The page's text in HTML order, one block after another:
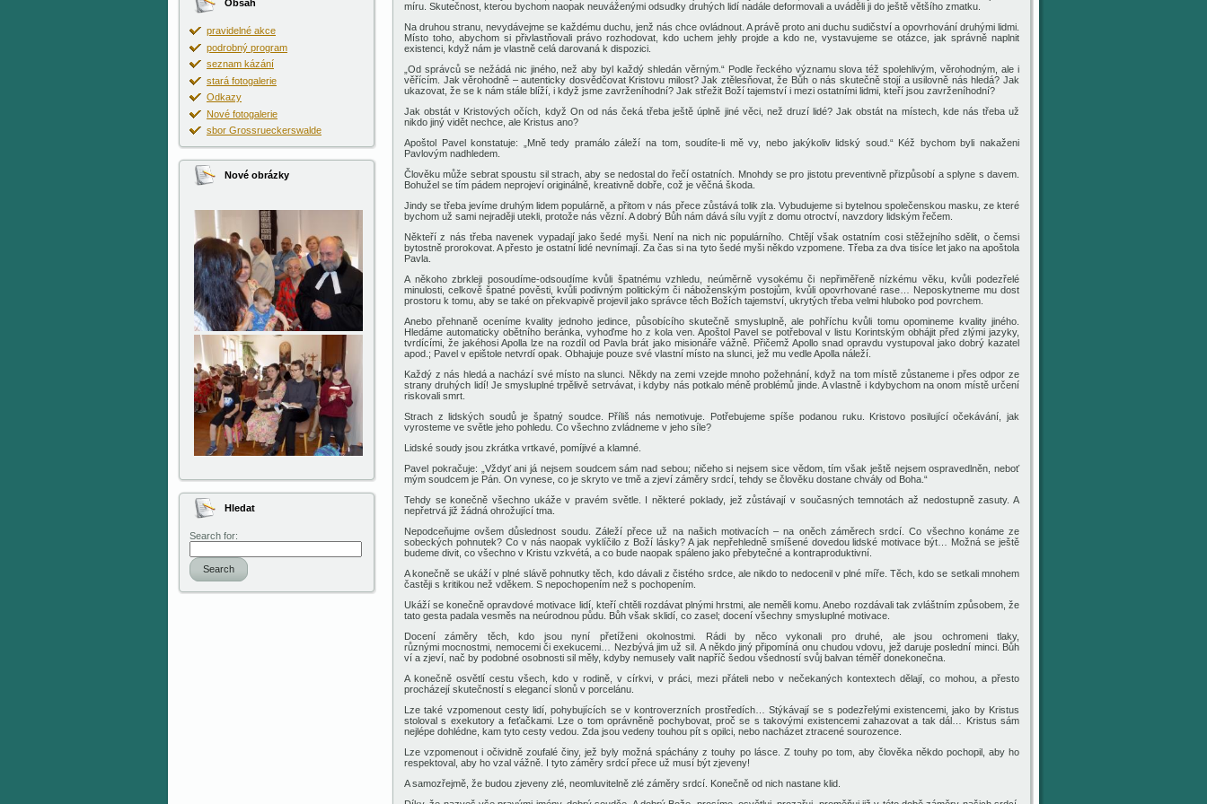
Obsah
pravidelné akce
podrobný program
seznam kázání
stará fotogalerie
Odkazy
Nové fotogalerie
sbor Grossrueckerswalde
Nové obrázky
Hledat
Search for:
Search
míru. Skutečnost, kterou bychom naopak neuváženými odsudky druhých lidí nadále deformovali a uváděli ji do ještě většího zmatku.
Na druhou stranu, nevydávejme se každému duchu, jenž nás chce ovládnout. A právě proto ani duchu sudičství a opovrhování druhými lidmi.
Místo toho, abychom si přivlastňovali právo rozhodovat, kdo uchem jehly projde a kdo ne, vystavujeme se otázce, jak správně naplnit
existenci, když nám je vlastně celá darovaná k dispozici.
„Od správců se nežádá nic jiného, než aby byl každý shledán věrným.“ Podle řeckého významu slova též spolehlivým, věrohodným, ale i
věřícím. Jak věrohodně – autenticky dosvědčovat Kristovu milost? Jak ztělesňovat, že Bůh o nás skutečně stojí a usilovně nás hledá? Jak
ukazovat, že se k nám stále blíží, i když jsme zavrženíhodní? Jak střežit Boží tajemství i mezi ostatními lidmi, kteří jsou zavrženíhodní?
Jak obstát v Kristových očích, když On od nás čeká třeba ještě úplně jiné věci, než druzí lidé? Jak obstát na místech, kde nás třeba už
nikdo jiný vidět nechce, ale Kristus ano?
Apoštol Pavel konstatuje: „Mně tedy pramálo záleží na tom, soudíte-li mě vy, nebo jakýkoliv lidský soud.“ Kéž bychom byli nakaženi
Pavlovým nadhledem.
Člověku může sebrat spoustu sil strach, aby se nedostal do řečí ostatních. Mnohdy se pro jistotu preventivně přizpůsobí a splyne s davem.
Bohužel se tím pádem neprojeví originálně, kreativně dobře, což je věčná škoda.
Jindy se třeba jevíme druhým lidem populárně, a přitom v nás přece zůstává tolik zla. Vybudujeme si bytelnou společenskou masku, ze které
bychom už sami nejraději utekli, protože nás vězní. A dobrý Bůh nám dává sílu vyjít z domu otroctví, navzdory lidským řečem.
Někteří z nás třeba navenek vypadají jako šedé myši. Není na nich nic populárního. Chtějí však ostatním cosi stěžejního sdělit, o čemsi
bytostně prorokovat. A přesto je ostatní lidé nevnímají. Za čas si na tyto šedé myši někdo vzpomene. Třeba za dva tisíce let jako na apoštola
Pavla.
A někoho zbrkleji posoudíme-odsoudíme kvůli špatnému vzhledu, neúměrně vysokému či nepřiměřeně nízkému věku, kvůli podezřelé
minulosti, celkově špatné pověsti, kvůli podivným politickým či náboženským postojům, kvůli opovrhované rase… Neposkytneme mu dost
prostoru k tomu, aby se také on překvapivě projevil jako správce těch Božích tajemství, ukrytých třeba velmi hluboko pod povrchem.
Anebo přehnaně oceníme kvality jednoho jedince, působícího skutečně smysluplně, ale pohříchu kvůli tomu opomineme kvality jiného.
Hledáme automaticky obětního beránka, vyhoďme ho z kola ven. Apoštol Pavel se potřeboval v listu Korintským obhájit před zlými jazyky,
tvrdícími, že jakéhosi Apolla lze na rozdíl od Pavla brát jako misionáře vážně. Přičemž Apollo snad opravdu vystupoval jako dobrý kazatel
apod.; Pavel v epištole netvrdí opak. Obhajuje pouze své vlastní místo na slunci, jež mu vedle Apolla náleží.
Každý z nás hledá a nachází své místo na slunci. Někdy na zemi vzejde mnoho požehnání, když na tom místě zůstaneme i přes odpor ze
strany druhých lidí! Je smysluplné trpělivě setrvávat, i kdyby nás potkalo méně problémů jinde. A vlastně i kdybychom na onom místě určení
riskovali smrt.
Strach z lidských soudů je špatný soudce. Příliš nás nemotivuje. Potřebujeme spíše podanou ruku. Kristovo posilující očekávání, jak
vyrosteme ve světle jeho pohledu. Co všechno zvládneme v jeho síle?
Lidské soudy jsou zkrátka vrtkavé, pomíjivé a klamné.
Pavel pokračuje: „Vždyť ani já nejsem soudcem sám nad sebou; ničeho si nejsem sice vědom, tím však ještě nejsem ospravedlněn, neboť
mým soudcem je Pán. On vynese, co je skryto ve tmě a zjeví záměry srdcí, tehdy se člověku dostane chvály od Boha.“
Tehdy se konečně všechno ukáže v pravém světle. I některé poklady, jež zůstávají v současných temnotách až nedostupně zasuty. A
nepřetrvá již žádná ohrožující tma.
Nepodceňujme ovšem důslednost soudu. Záleží přece už na našich motivacích – na oněch záměrech srdcí. Co všechno konáme ze
sobeckých pohnutek? Co v nás naopak vyklíčilo z Boží lásky? A jak nepřehledně smíšené dovedou lidské motivace být… Možná se ještě
budeme divit, co všechno v Kristu vzkvétá, a co bude naopak spáleno jako přebytečné a kontraproduktivní.
A konečně se ukáží v plné slávě pohnutky těch, kdo dávali z čistého srdce, ale nikdo to nedocenil v plné míře. Těch, kdo se setkali mnohem
častěji s kritikou než vděkem. S nepochopením než s pochopením.
Ukáží se konečně opravdové motivace lidí, kteří chtěli rozdávat plnými hrstmi, ale neměli komu. Anebo rozdávali tak zvláštním způsobem, že
tato gesta padala vesměs na neúrodnou půdu. Bůh však sklidí, co zasel; docení všechny smysluplné motivace.
Docení záměry těch, kdo jsou nyní přetíženi okolnostmi. Rádi by něco vykonali pro druhé, ale jsou ochromeni tlaky,
různými mocnostmi, nemocemi či exekucemi… Nezbývá jim už sil. A někdo jiný připomíná onu chudou vdovu, jež daruje poslední minci. Bůh
ví a zjeví, nač by podobné osobnosti sil měly, kdyby nemusely valit napříč šedou všedností svůj balvan téměř donekonečna.
A konečně osvětlí cestu všech, kdo v rodině, v církvi, v práci, mezi přáteli nebo v nečekaných kontextech dělají, co mohou, a přesto
procházejí skutečností s elegancí slonů v porcelánu.
Lze také vzpomenout cesty lidí, pohybujících se v kontroverzních prostředích… Stýkávají se s podezřelými existencemi, jako by Kristus
stoloval s exekutory a feťačkami. Lze o tom oprávněně pochybovat, proč se s takovými existencemi zahazovat a tak dál… Kristus sám
nejlépe dohlédne, kam tyto cesty vedou. Zda jsou vedeny touhou pít s opilci, nebo nacházet ztracené sourozence.
Lze vzpomenout i očividně zoufalé činy, jež byly možná spáchány z touhy po lásce. Z touhy po tom, aby člověka někdo pochopil, aby ho
respektoval, aby ho vzal vážně. I tyto záměry srdcí přece už musí být zjeveny!
A samozřejmě, že budou zjeveny zlé, neomluvitelně zlé záměry srdcí. Konečně od nich nastane klid.